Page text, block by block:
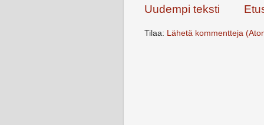
Uudempi teksti
Tilaa: Lähetä kommentteja